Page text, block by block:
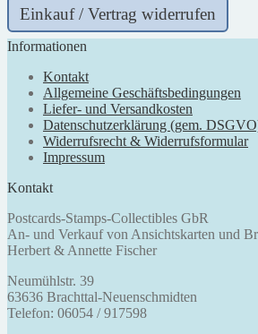
Einkauf / Vertrag widerrufen
Informationen
Kontakt
Allgemeine Geschäftsbedingungen
Liefer- und Versandkosten
Datenschutzerklärung (gem.
Widerrufsrecht & Widerrufsformular
Impressum
Kontakt
Postcards-Stamps-Collectibles GbR
An- und Verkauf von Ansichtskarten und
Herbert & Annette Fischer
Neumühlstr. 39
63636 Brachttal-Neuenschmidten
Telefon: 06054 / 917598